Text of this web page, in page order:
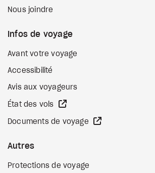
Nous joindre
Infos de voyage
Avant votre voyage
Accessibilité
Avis aux voyageurs
État des vols
Documents de voyage
Autres
Protections de voyage